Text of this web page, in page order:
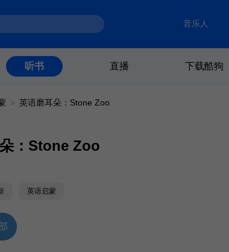
音乐人
听书 直播 下载酷狗
> 英语磨耳朵：Stone Zoo
：Stone Zoo
英语启蒙